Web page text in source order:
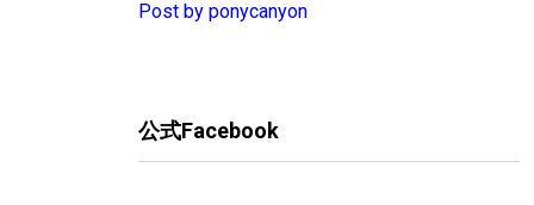
Post by ponycanyon
公式Facebook